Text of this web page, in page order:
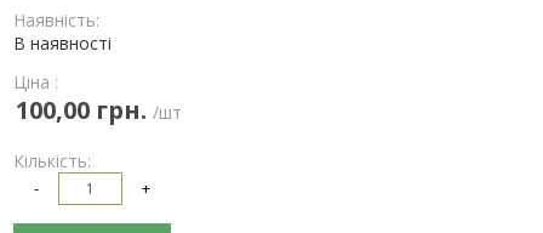
Наявність:
В наявності
Ціна :
100,00 грн. /шт
Кількість:
- +